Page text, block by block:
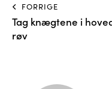
FORRIGE
Tag knægtene i
røv